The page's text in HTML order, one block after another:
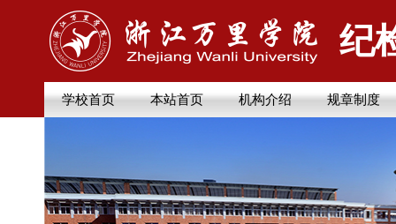
纪
学校首页 本站首页 机构介绍 规章制度